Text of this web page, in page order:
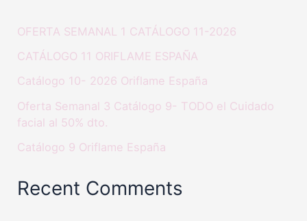
OFERTA SEMANAL 1 CATÁLOGO 11-2026
CATÁLOGO 11 ORIFLAME ESPAÑA
Catálogo 10- 2026 Oriflame España
Oferta Semanal 3 Catálogo 9- TODO el Cuidado
facial al 50% dto.
Catálogo 9 Oriflame España
Recent Comments